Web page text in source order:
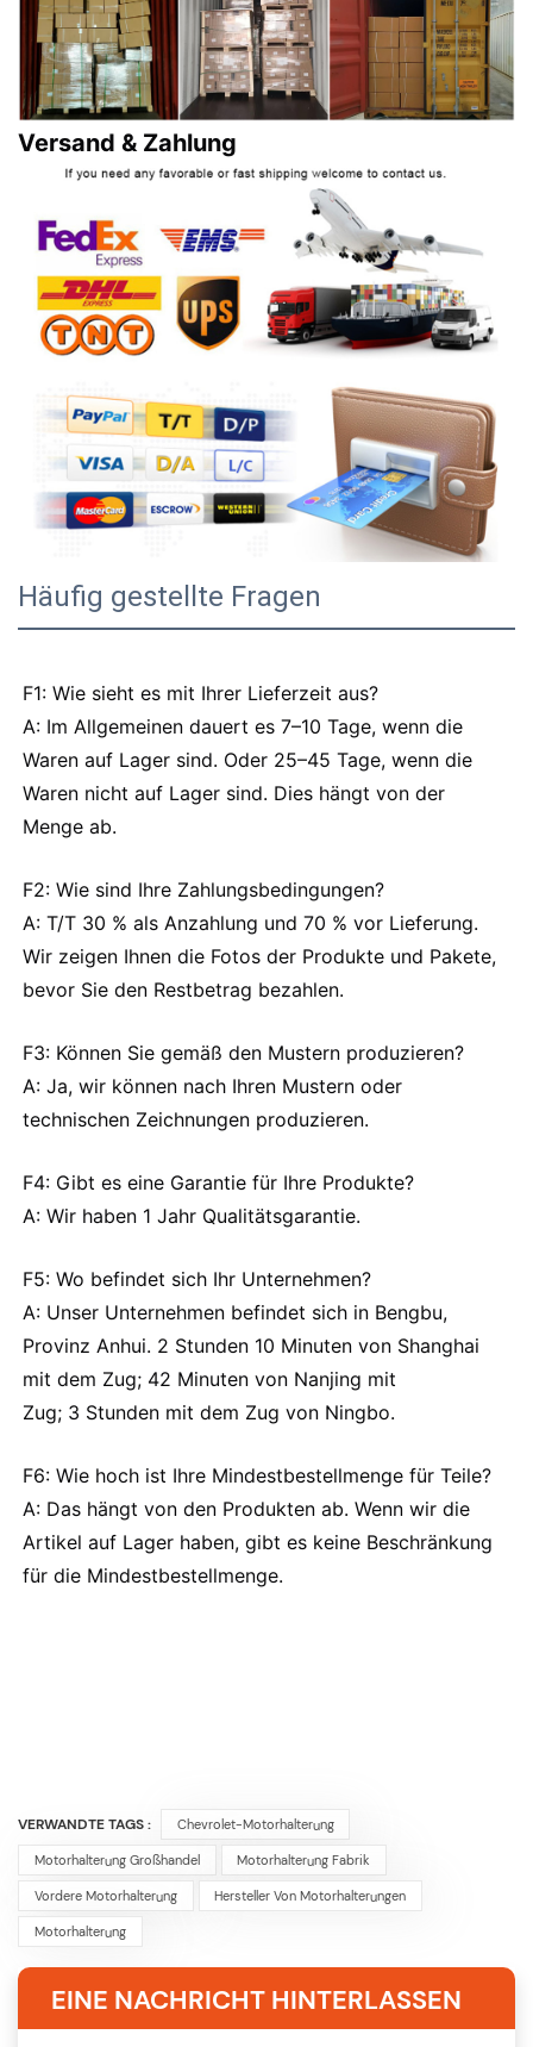
Versand & Zahlung
Häufig gestellte Fragen
F1: Wie sieht es mit Ihrer Lieferzeit aus?
A: Im Allgemeinen dauert es 7–10 Tage, wenn die
Waren auf Lager sind. Oder 25–45 Tage, wenn die
Waren nicht auf Lager sind. Dies hängt von der
Menge ab.
F2: Wie sind Ihre Zahlungsbedingungen?
A: T/T 30 % als Anzahlung und 70 % vor Lieferung.
Wir zeigen Ihnen die Fotos der Produkte und Pakete,
bevor Sie den Restbetrag bezahlen.
F3: Können Sie gemäß den Mustern produzieren?
A: Ja, wir können nach Ihren Mustern oder
technischen Zeichnungen produzieren.
F4: Gibt es eine Garantie für Ihre Produkte?
A: Wir haben 1 Jahr Qualitätsgarantie.
F5: Wo befindet sich Ihr Unternehmen?
A: Unser Unternehmen befindet sich in Bengbu,
Provinz Anhui. 2 Stunden 10 Minuten von Shanghai
mit dem Zug; 42 Minuten von Nanjing mit
Zug; 3 Stunden mit dem Zug von Ningbo.
F6: Wie hoch ist Ihre Mindestbestellmenge für Teile?
A: Das hängt von den Produkten ab. Wenn wir die
Artikel auf Lager haben, gibt es keine Beschränkung
für die Mindestbestellmenge.
VERWANDTE TAGS : Chevrolet-Motorhalterung
Motorhalterung Großhandel Motorhalterung Fabrik
Vordere Motorhalterung Hersteller Von Motorhalterungen
Motorhalterung
EINE NACHRICHT HINTERLASSEN